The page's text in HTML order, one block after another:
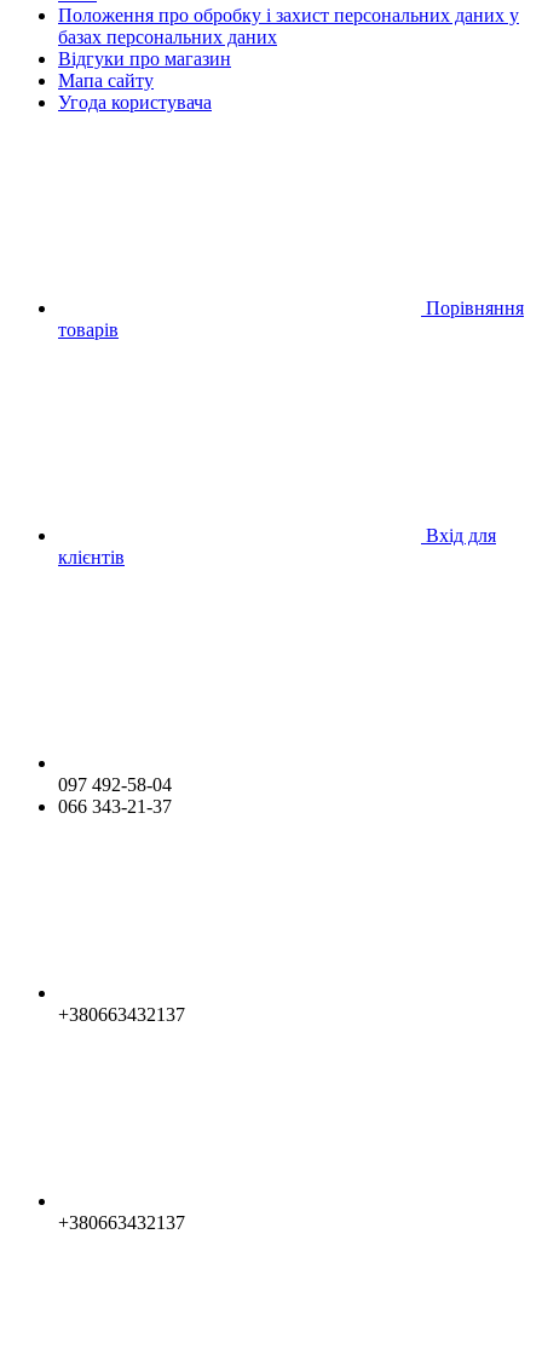
Положення про обробку і захист персональних даних у
базах персональних даних
Відгуки про магазин
Мапа сайту
Угода користувача
Порівняння
товарів
Вхід для
клієнтів
097 492-58-04
066 343-21-37
+380663432137
+380663432137